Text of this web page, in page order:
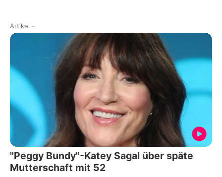
Artikel -
"Peggy Bundy"-Katey Sagal über späte
Mutterschaft mit 52